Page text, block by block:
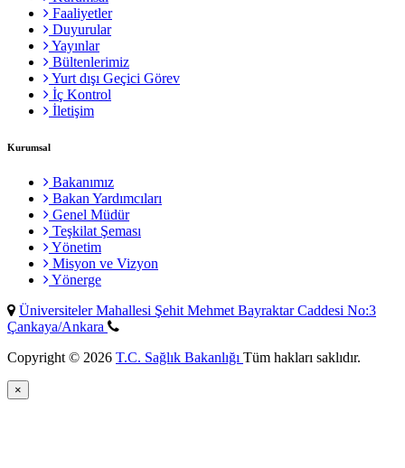
Faaliyetler
Duyurular
Yayınlar
Bültenlerimiz
Yurt dışı Geçici Görev
İç Kontrol
İletişim
Kurumsal
Bakanımız
Bakan Yardımcıları
Genel Müdür
Teşkilat Şeması
Yönetim
Misyon ve Vizyon
Yönerge
Üniversiteler Mahallesi Şehit Mehmet Bayraktar Caddesi No:3
Çankaya/Ankara
Copyright © 2026 T.C. Sağlık Bakanlığı Tüm hakları saklıdır.
×